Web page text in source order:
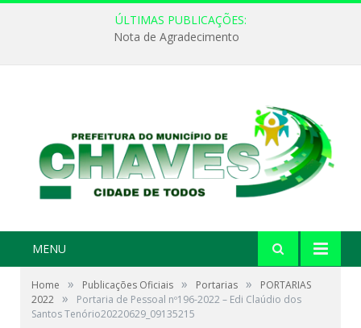
ÚLTIMAS PUBLICAÇÕES:
Nota de Agradecimento
MENU
Home » Publicações Oficiais » Portarias »
PORTARIAS
2022 »
Portaria de Pessoal nº196-2022 – Edi Claúdio dos
Santos Tenório20220629_09135215